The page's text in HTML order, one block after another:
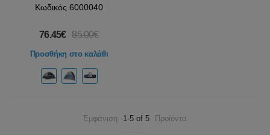
Κωδικός 6000040
76.45€ 85.00€
Προσθήκη στο καλάθι
Εμφάνιση 1-5 of 5 Προϊόντα